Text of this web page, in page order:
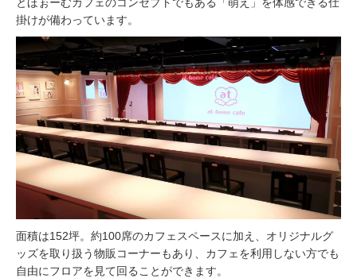
とほぉーむカフェのコンセプトでもある「萌え」を体感できる仕
掛けが備わっています。
面積は152坪。約100席のカフェスペースに加え、オリジナルグ
ッズを取り扱う物販コーナーもあり、カフェを利用しない方でも
自由にフロアを見て回ることができます。